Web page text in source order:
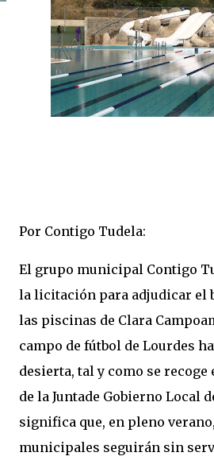
Por Contigo Tudela:
El grupo municipal Contigo
la licitación para adjudicar el
las piscinas de Clara
campo de fútbol de Lourdes
desierta, tal y como se recoge
de la Juntade Gobierno Local
significa que, en pleno
municipales seguirán sin